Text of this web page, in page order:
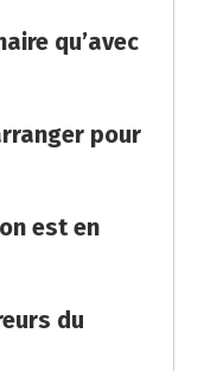
qu’avec
pour
est en
du